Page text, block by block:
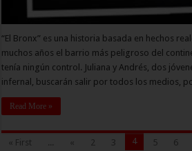
“El Bronx” es una historia basada en hechos
muchos años el barrio más peligroso del
tenía ningún control. Juliana y Andrés, dos
infernal, buscarán salir por todos los medios,
Read More »
« First « 2 3 4 5 6